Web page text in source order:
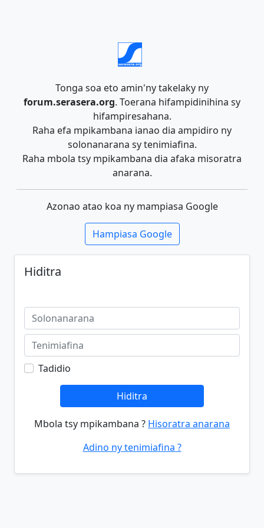
Tonga soa eto amin'ny takelaky ny
forum.serasera.org. Toerana hifampidinihina sy
hifampiresahana.
Raha efa mpikambana ianao dia ampidiro ny
solonanarana sy tenimiafina.
Raha mbola tsy mpikambana dia afaka misoratra
anarana.
Azonao atao koa ny mampiasa Google
Hampiasa Google
Hiditra
Tadidio
Hiditra
Mbola tsy mpikambana ? Hisoratra anarana
Adino ny tenimiafina ?